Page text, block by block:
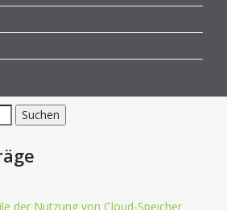
der Nutzung von Cloud-Speicher